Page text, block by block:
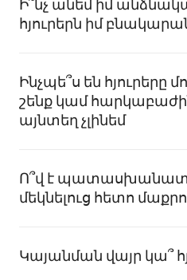
Ի՞նչ անեմ իմ
հյուրերն իմ
Ինչպե՞ս են հյուրերը
շենք կամ
այնտեղ չլինեմ
Ո՞վ է
մեկնելուց հետո
Կայանման վայր կա՞